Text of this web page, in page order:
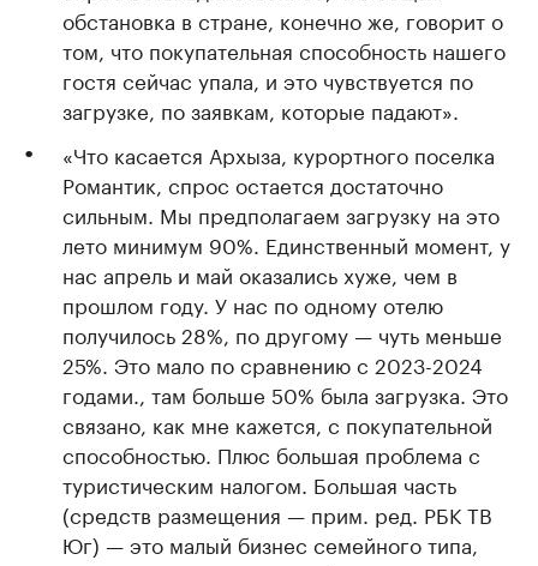
обстановка в стране, конечно же, говорит о
том, что покупательная способность нашего
гостя сейчас упала, и это чувствуется по
загрузке, по заявкам, которые падают».
«Что касается Архыза, курортного поселка
Романтик, спрос остается достаточно
сильным. Мы предполагаем загрузку на это
лето минимум 90%. Единственный момент, у
нас апрель и май оказались хуже, чем в
прошлом году. У нас по одному отелю
получилось 28%, по другому — чуть меньше
25%. Это мало по сравнению с 2023-2024
годами., там больше 50% была загрузка. Это
связано, как мне кажется, с покупательной
способностью. Плюс большая проблема с
туристическим налогом. Большая часть
(средств размещения — прим. ред. РБК ТВ
Юг) — это малый бизнес семейного типа,